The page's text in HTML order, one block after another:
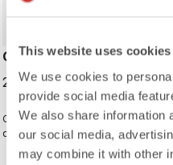
This website uses cookies
We use cookies to
provide social media
We also share information
our social media,
may combine it with other
CYCLING CAP
25,00 €
Casquette cycliste classique issue
de la collection de l’équipe
italienne de cyclisme.